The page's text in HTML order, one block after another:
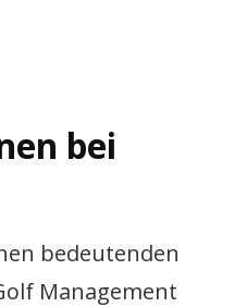
bei
bedeutenden
Management